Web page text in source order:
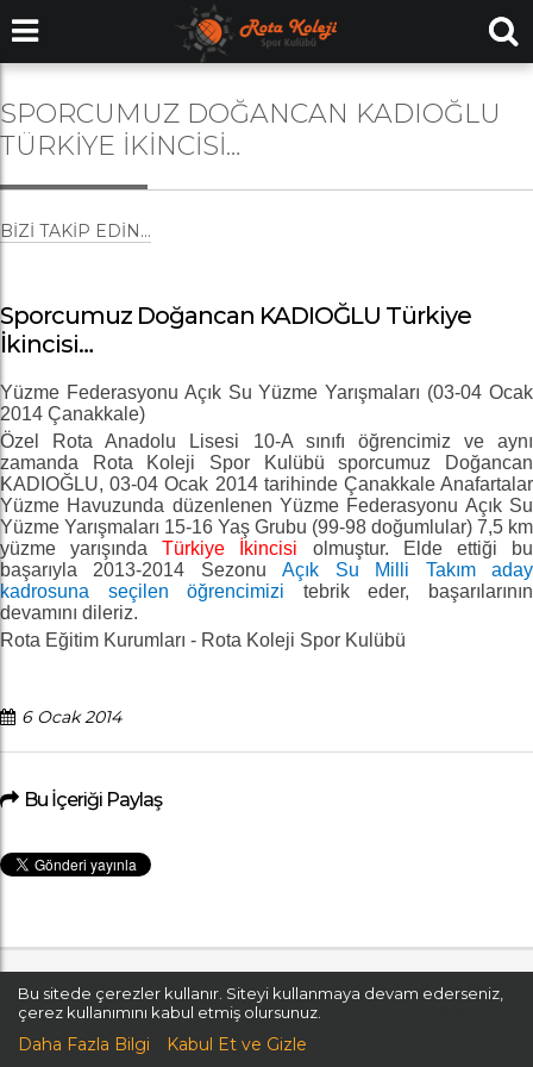
SPORCUMUZ DOĞANCAN KADIOĞLU
TÜRKIYE İKINCISI…
BIZI TAKIP EDIN...
Sporcumuz Doğancan KADIOĞLU Türkiye
İkincisi…
Yüzme Federasyonu Açık Su Yüzme Yarışmaları (03-04 Ocak
2014 Çanakkale)
Özel Rota Anadolu Lisesi 10-A sınıfı öğrencimiz ve aynı
zamanda Rota Koleji Spor Kulübü sporcumuz
Doğancan
KADIOĞLU, 03-04 Ocak 2014 tarihinde Çanakkale Anafartalar
Yüzme Havuzunda düzenlenen Yüzme Federasyonu Açık Su
Yüzme Yarışmaları 15-16 Yaş Grubu (99-98 doğumlular) 7,5 km
yüzme yarışındaTürkiye İkincisi olmuştur. Elde ettiği bu
başarıyla 2013-2014 SezonuAçık Su Milli Takım aday
kadrosuna seçilen öğrencimizi tebrik eder, başarılarının
devamını dileriz.
Rota Eğitim Kurumları - Rota Koleji Spor Kulübü
6 Ocak 2014
Bu İçeriği Paylaş
© Rota Koleji 2017 Tüm Hakları Saklıdır.
Bu sitede çerezler kullanır. Siteyi kullanmaya devam ederseniz,
çerez kullanımını kabul etmiş olursunuz.
Daha Fazla Bilgi Kabul Et ve Gizle